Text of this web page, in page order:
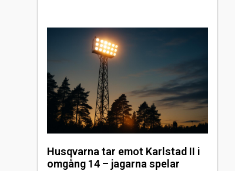
Husqvarna tar emot Karlstad II i
omgång 14 – jagarna spelar